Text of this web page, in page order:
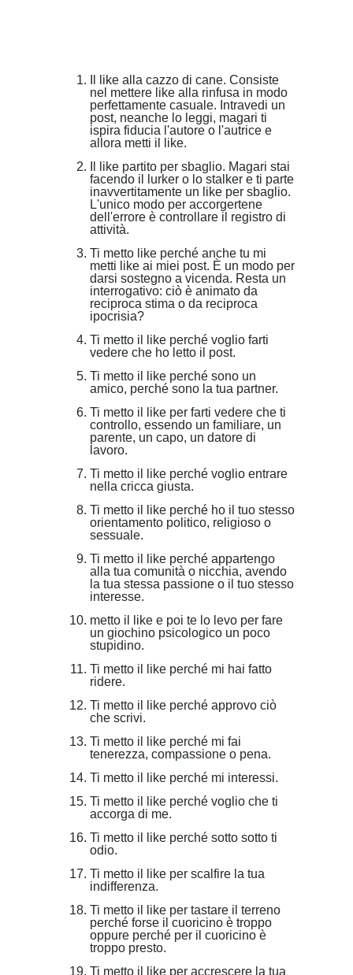
Il like alla cazzo di cane. Consiste
nel mettere like alla rinfusa in modo
perfettamente casuale. Intravedi un
post, neanche lo leggi, magari ti
ispira fiducia l'autore o l'autrice e
allora metti il like.
Il like partito per sbaglio. Magari stai
facendo il lurker o lo stalker e ti parte
inavvertitamente un like per sbaglio.
L'unico modo per accorgertene
dell'errore è controllare il registro di
attività.
Ti metto like perché anche tu mi
metti like ai miei post. È un modo per
darsi sostegno a vicenda. Resta un
interrogativo: ciò è animato da
reciproca stima o da reciproca
ipocrisia?
Ti metto il like perché voglio farti
vedere che ho letto il post.
Ti metto il like perché sono un
amico, perché sono la tua partner.
Ti metto il like per farti vedere che ti
controllo, essendo un familiare, un
parente, un capo, un datore di
lavoro.
Ti metto il like perché voglio entrare
nella cricca giusta.
Ti metto il like perché ho il tuo stesso
orientamento politico, religioso o
sessuale.
Ti metto il like perché appartengo
alla tua comunità o nicchia, avendo
la tua stessa passione o il tuo stesso
interesse.
metto il like e poi te lo levo per fare
un giochino psicologico un poco
stupidino.
Ti metto il like perché mi hai fatto
ridere.
Ti metto il like perché approvo ciò
che scrivi.
Ti metto il like perché mi fai
tenerezza, compassione o pena.
Ti metto il like perché mi interessi.
Ti metto il like perché voglio che ti
accorga di me.
Ti metto il like perché sotto sotto ti
odio.
Ti metto il like per scalfire la tua
indifferenza.
Ti metto il like per tastare il terreno
perché forse il cuoricino è troppo
oppure perché per il cuoricino è
troppo presto.
Ti metto il like per accrescere la tua